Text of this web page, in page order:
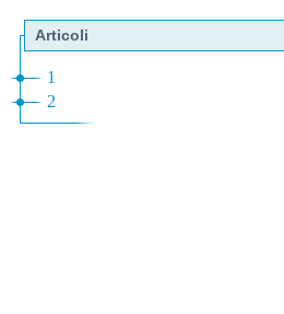
Articoli
1
2